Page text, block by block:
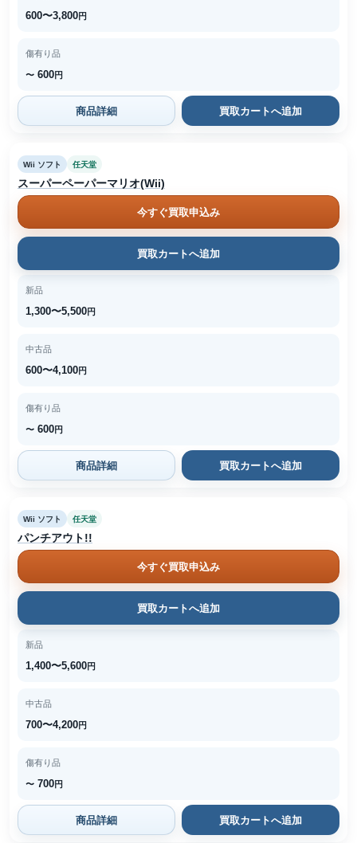
600〜3,800円
傷有り品
〜 600円
商品詳細 買取カートへ追加
Wii ソフト 任天堂
スーパーペーパーマリオ(Wii)
今すぐ買取申込み
買取カートへ追加
新品
1,300〜5,500円
中古品
600〜4,100円
傷有り品
〜 600円
商品詳細 買取カートへ追加
Wii ソフト 任天堂
パンチアウト!!
今すぐ買取申込み
買取カートへ追加
新品
1,400〜5,600円
中古品
700〜4,200円
傷有り品
〜 700円
商品詳細 買取カートへ追加